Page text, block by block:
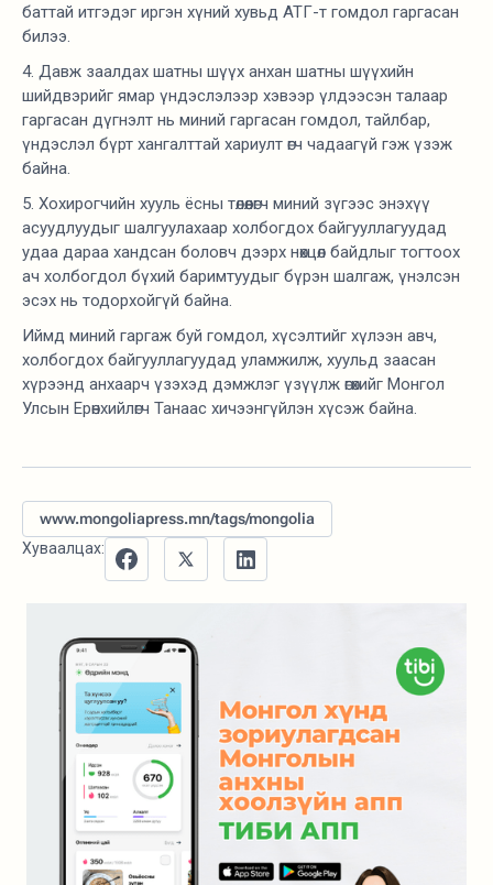
баттай итгэдэг иргэн хүний хувьд АТГ-т гомдол гаргасан
билээ.
4. Давж заалдах шатны шүүх анхан шатны шүүхийн
шийдвэрийг ямар үндэслэлээр хэвээр үлдээсэн талаар
гаргасан дүгнэлт нь миний гаргасан гомдол, тайлбар,
үндэслэл бүрт хангалттай хариулт өгч чадаагүй гэж үзэж
байна.
5. Хохирогчийн хууль ёсны төлөөлөгч миний зүгээс энэхүү
асуудлуудыг шалгуулахаар холбогдох байгууллагуудад
удаа дараа хандсан боловч дээрх нөхцөл байдлыг тогтоох
ач холбогдол бүхий баримтуудыг бүрэн шалгаж, үнэлсэн
эсэх нь тодорхойгүй байна.
Иймд миний гаргаж буй гомдол, хүсэлтийг хүлээн авч,
холбогдох байгууллагуудад уламжилж, хуульд заасан
хүрээнд анхаарч үзэхэд дэмжлэг үзүүлж өгөхийг Монгол
Улсын Ерөнхийлөгч Танаас хичээнгүйлэн хүсэж байна.
www.mongoliapress.mn/tags/mongolia
Хуваалцах: